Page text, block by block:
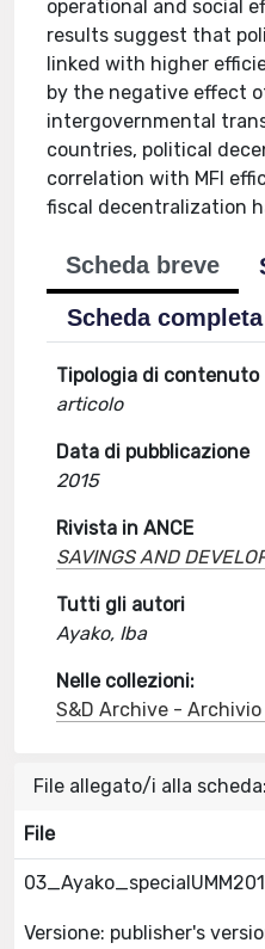
operational and social
results suggest that
linked with higher
by the negative effect
intergovernmental
countries, political
correlation with MFI
fiscal decentralization
Scheda breve
Scheda completa
Tipologia di contenuto
articolo
Data di pubblicazione
2015
Rivista in ANCE
SAVINGS AND
Tutti gli autori
Ayako, Iba
Nelle collezioni:
S&D Archive -
File allegato/i alla scheda:
File
Versione: publisher's